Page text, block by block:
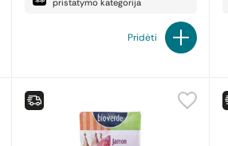
pristatymo kategorija
Pridėti